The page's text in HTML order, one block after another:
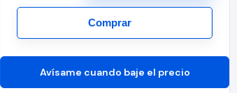
Comprar
Avísame cuando baje el precio